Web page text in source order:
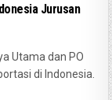
Jurusan
Utama dan PO
di Indonesia.